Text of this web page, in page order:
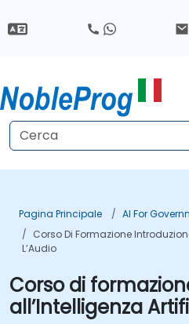
Pagina Principale
AI For
Corso Di Formazione
L’Audio
Corso di
all’Intelligenza